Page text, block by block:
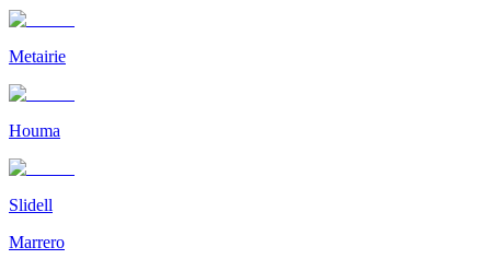
Metairie
Houma
Slidell
Marrero